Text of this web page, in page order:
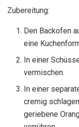
Zubereitung:
Den Backofen
eine
In einer
vermischen.
In einer
cremig
geriebene